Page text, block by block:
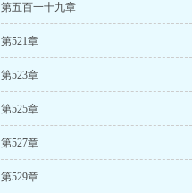
第五百一十九章
第521章
第523章
第525章
第527章
第529章